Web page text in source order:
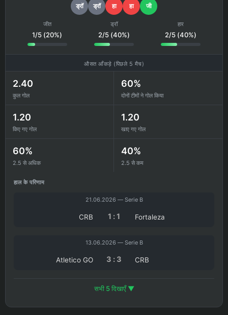
ड्रॉ ड्रॉ हा हा जी
जीत
1/5 (20%)
ड्रॉ
2/5 (40%)
हार
2/5 (40%)
औसत आँकड़े (पिछले 5 मैच)
2.40
कुल गोल
60%
दोनों टीमों ने गोल किया
1.20
किए गए गोल
1.20
खाए गए गोल
60%
2.5 से अधिक
40%
2.5 से कम
हाल के परिणाम
21.06.2026 — Serie B
CRB 1 : 1 Fortaleza
13.06.2026 — Serie B
Atletico GO 3 : 3 CRB
सभी 5 दिखाएँ ▼